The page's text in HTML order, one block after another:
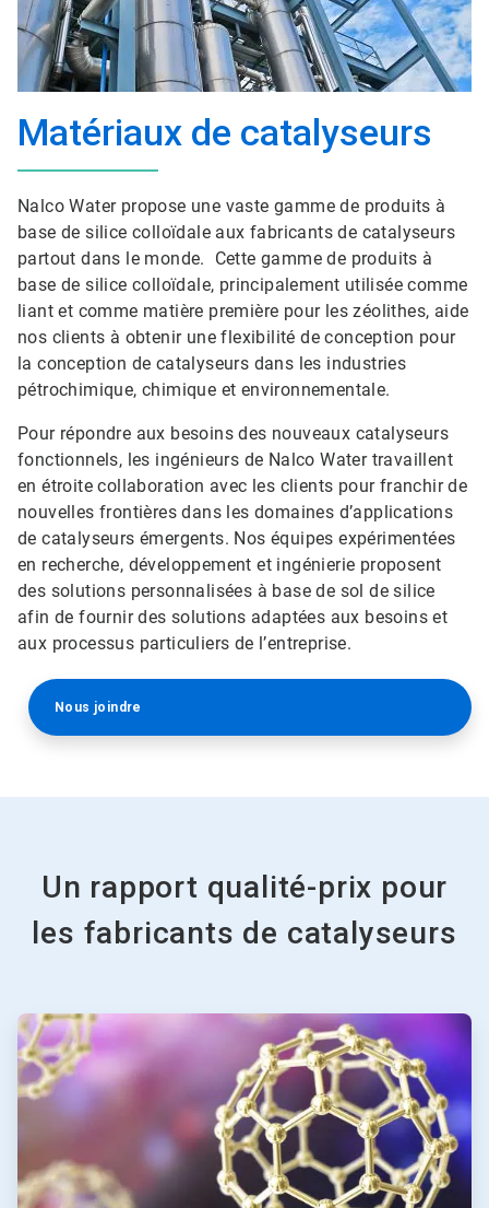
Matériaux de catalyseurs
Nalco Water propose une vaste gamme de produits à
base de silice colloïdale aux fabricants de catalyseurs
partout dans le monde. Cette gamme de produits à
base de silice colloïdale, principalement utilisée comme
liant et comme matière première pour les zéolithes, aide
nos clients à obtenir une flexibilité de conception pour
la conception de catalyseurs dans les industries
pétrochimique, chimique et environnementale.
Pour répondre aux besoins des nouveaux catalyseurs
fonctionnels, les ingénieurs de Nalco Water travaillent
en étroite collaboration avec les clients pour franchir de
nouvelles frontières dans les domaines d’applications
de catalyseurs émergents. Nos équipes expérimentées
en recherche, développement et ingénierie proposent
des solutions personnalisées à base de sol de silice
afin de fournir des solutions adaptées aux besoins et
aux processus particuliers de l’entreprise.
Nous joindre
Un rapport qualité-prix pour
les fabricants de catalyseurs
ArticleTile
de
3